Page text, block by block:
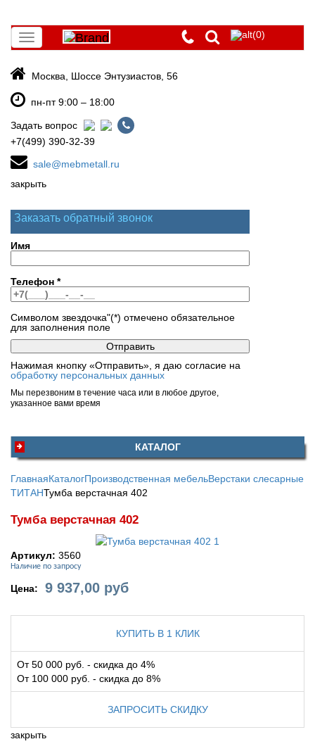
Toggle
navigation
(0)
Москва, Шоссе Энтузиастов, 56
пн-пт 9:00 – 18:00
Задать вопрос
+7(499) 390-32-39
sale@mebmetall.ru
закрыть
Заказать обратный звонок
Имя
Телефон *
Символом звездочка"(*) отмечено обязательное
для заполнения поле
Нажимая кнопку «Отправить», я даю согласие на
обработку персональных данных
Мы перезвоним в течение часа или в любое другое,
указанное вами время
КАТАЛОГ
ГлавнаяКаталогПроизводственная мебельВерстаки слесарные
ТИТАНТумба верстачная 402
Тумба верстачная 402
Артикул: 3560
Наличие по запросу
Цена: 9 937,00 руб
КУПИТЬ В 1 КЛИК
От 50 000 руб. - скидка до 4%
От 100 000 руб. - скидка до 8%
ЗАПРОСИТЬ СКИДКУ
закрыть